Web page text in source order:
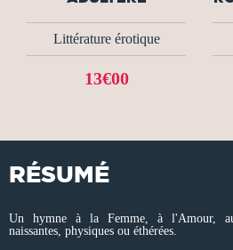
Littérature érotique
13€00
RÉSUMÉ
Un hymne à la Femme, à l'Amour,
naissantes, physiques ou éthérées.